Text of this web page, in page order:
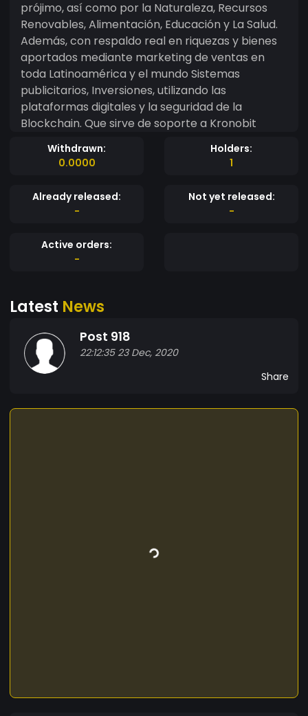
prójimo, así como por la Naturaleza, Recursos
Renovables, Alimentación, Educación y La Salud.
Además, con respaldo real en riquezas y bienes
aportados mediante marketing de ventas en
toda Latinoamérica y el mundo Sistemas
publicitarios, Inversiones, utilizando las
plataformas digitales y la seguridad de la
Blockchain. Que sirve de soporte a Kronobit
Withdrawn:
0.0000
Holders:
1
Already released:
-
Not yet released:
-
Active orders:
-
Latest News
Post 918
22:12:35 23 Dec, 2020
Share